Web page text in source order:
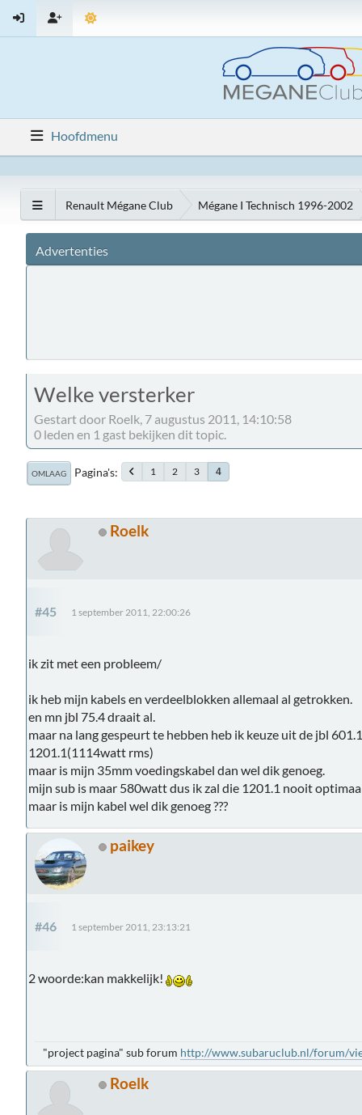
Hoofdmenu
Renault Mégane Club Mégane I Technisch 1996-2002
Advertenties
Welke versterker
Gestart door Roelk, 7 augustus 2011, 14:10:58
0 leden en 1 gast bekijken dit topic.
OMLAAG Pagina's 1 2 3 4
Roelk
#45 1 september 2011, 22:00:26
ik zit met een probleem/
ik heb mijn kabels en verdeelblokken allemaal al getrokken.
en mn jbl 75.4 draait al.
maar na lang gespeurt te hebben heb ik keuze uit de jbl
1201.1(1114watt rms)
maar is mijn 35mm voedingskabel dan wel dik genoeg.
mijn sub is maar 580watt dus ik zal die 1201.1 nooit
maar is mijn kabel wel dik genoeg ???
paikey
#46 1 september 2011, 23:13:21
2 woorde:kan makkelijk!
"project pagina" sub forum http://www.subaruclub.nl/forum/
Roelk